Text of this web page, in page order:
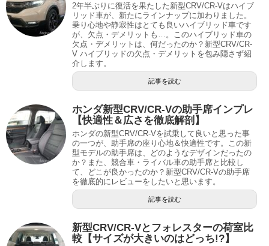
2年半ぶりに復活を果たした新型CRV/CR-Vはハイブ
リッド車が、新たにラインナップに加わりました。
乗り心地や静寂性はとても良いハイブリッド車です
が、欠点・デメリットも…。このハイブリッド車の
欠点・デメリットは、何だったのか？新型CRV/CR-
V ハイブリッドの欠点・デメリットを包み隠さず紹
介します。
記事を読む
ホンダ新型CRV/CR-Vの助手席インプレ
【快適性＆広さを徹底解剖】
ホンダの新型CRV/CR-Vを試乗して良いと思った事
の一つが、助手席の座り心地＆快適性です。この新
型モデルの助手席は、どのようなデザインだったの
か？また、競合車・ライバル車の助手席と比較し
て、どこが良かったのか？新型CRV/CR-Vの助手席
を徹底的にレビューをしたいと思います。
記事を読む
新型CRV/CR-Vとフォレスターの荷室比
較【サイズが大きいのはどっち!?】